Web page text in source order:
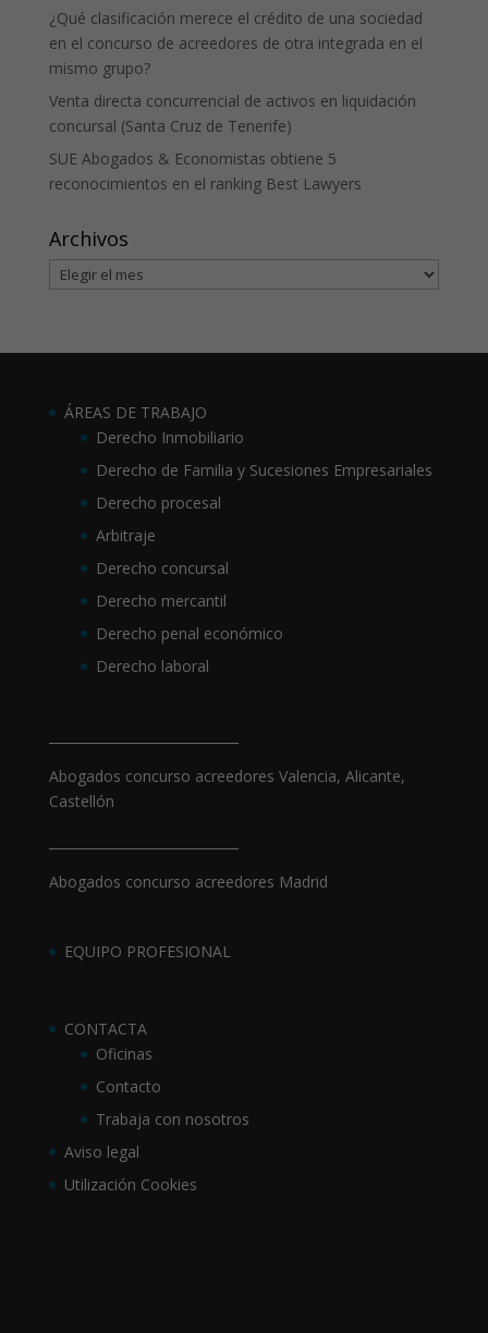
¿Qué clasificación merece el crédito de una sociedad
en el concurso de acreedores de otra integrada en el
mismo grupo?
Venta directa concurrencial de activos en liquidación
concursal (Santa Cruz de Tenerife)
SUE Abogados & Economistas obtiene 5
reconocimientos en el ranking Best Lawyers
Archivos
Archivos
ÁREAS DE TRABAJO
Derecho Inmobiliario
Derecho de Familia y Sucesiones Empresariales
Derecho procesal
Arbitraje
Derecho concursal
Derecho mercantil
Derecho penal económico
Derecho laboral
Abogados concurso acreedores Valencia, Alicante,
Castellón
Abogados concurso acreedores Madrid
EQUIPO PROFESIONAL
CONTACTA
Oficinas
Contacto
Trabaja con nosotros
Aviso legal
Utilización Cookies